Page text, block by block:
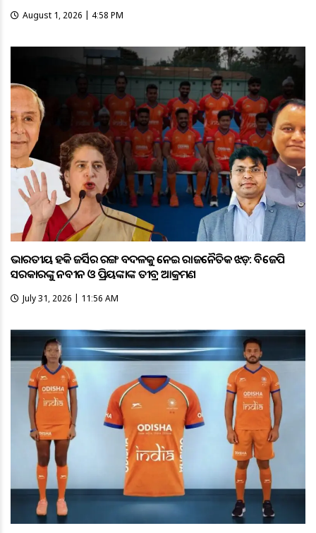
August 1, 2026 | 4:58 PM
ଭାରତୀୟ ହକି ଜର୍ସିର ରଙ୍ଗ ବଦଳକୁ ନେଇ ରାଜନୈତିକ ଝଡ଼: ବିଜେପି
ସରକାରଙ୍କୁ ନବୀନ ଓ ପ୍ରିୟଙ୍କାଙ୍କ ତୀବ୍ର ଆକ୍ରମଣ
July 31, 2026 | 11:56 AM